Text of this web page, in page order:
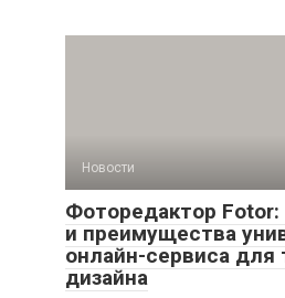
Новости
Фоторедактор Fotor:
и преимущества
онлайн-сервиса для
дизайна